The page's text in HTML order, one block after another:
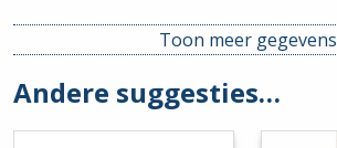
Diepte 100 mm
EMC-uitvoering
Hoogte 270 mm
Toon meer gegevens
Andere suggesties…